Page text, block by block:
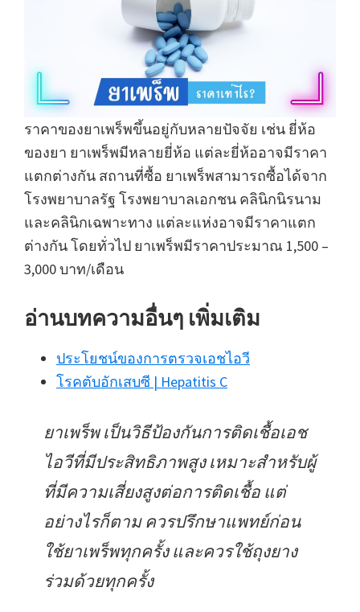
ราคาของยาเพร็พขึ้นอยู่กับหลายปัจจัย เช่น ยี่ห้อ
ของยา ยาเพร็พมีหลายยี่ห้อ แต่ละยี่ห้ออาจมีราคา
แตกต่างกัน สถานที่ซื้อ ยาเพร็พสามารถซื้อได้จาก
โรงพยาบาลรัฐ โรงพยาบาลเอกชน คลินิกนิรนาม
และคลินิกเฉพาะทาง แต่ละแห่งอาจมีราคาแตก
ต่างกัน โดยทั่วไป ยาเพร็พมีราคาประมาณ 1,500 –
3,000 บาท/เดือน
อ่านบทความอื่นๆ เพิ่มเติม
ประโยชน์ของการตรวจเอชไอวี
โรคตับอักเสบซี | Hepatitis C
ยาเพร็พ เป็นวิธีป้องกันการติดเชื้อเอช
ไอวีที่มีประสิทธิภาพสูง เหมาะสำหรับผู้
ที่มีความเสี่ยงสูงต่อการติดเชื้อ แต่
อย่างไรก็ตาม ควรปรึกษาแพทย์ก่อน
ใช้ยาเพร็พทุกครั้ง และควรใช้ถุงยาง
ร่วมด้วยทุกครั้ง